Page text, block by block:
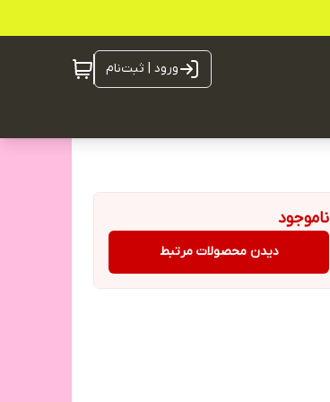
ورود | ثبت‌نام
ناموجود
دیدن محصولات مرتبط